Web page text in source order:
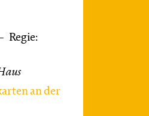
Regie:
an der